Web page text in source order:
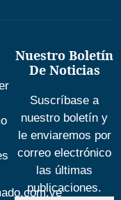
Nuestro Boletín
De Noticias
Suscríbase a
nuestro boletín y
le enviaremos por
correo electrónico
las últimas
publicaciones.